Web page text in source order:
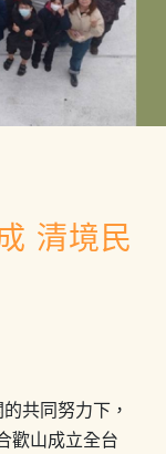
清境民
共同努力下，
歡山成立全台